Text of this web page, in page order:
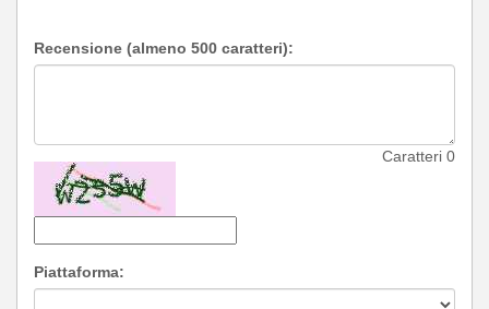
Recensione (almeno 500 caratteri):
Caratteri 0
Piattaforma: